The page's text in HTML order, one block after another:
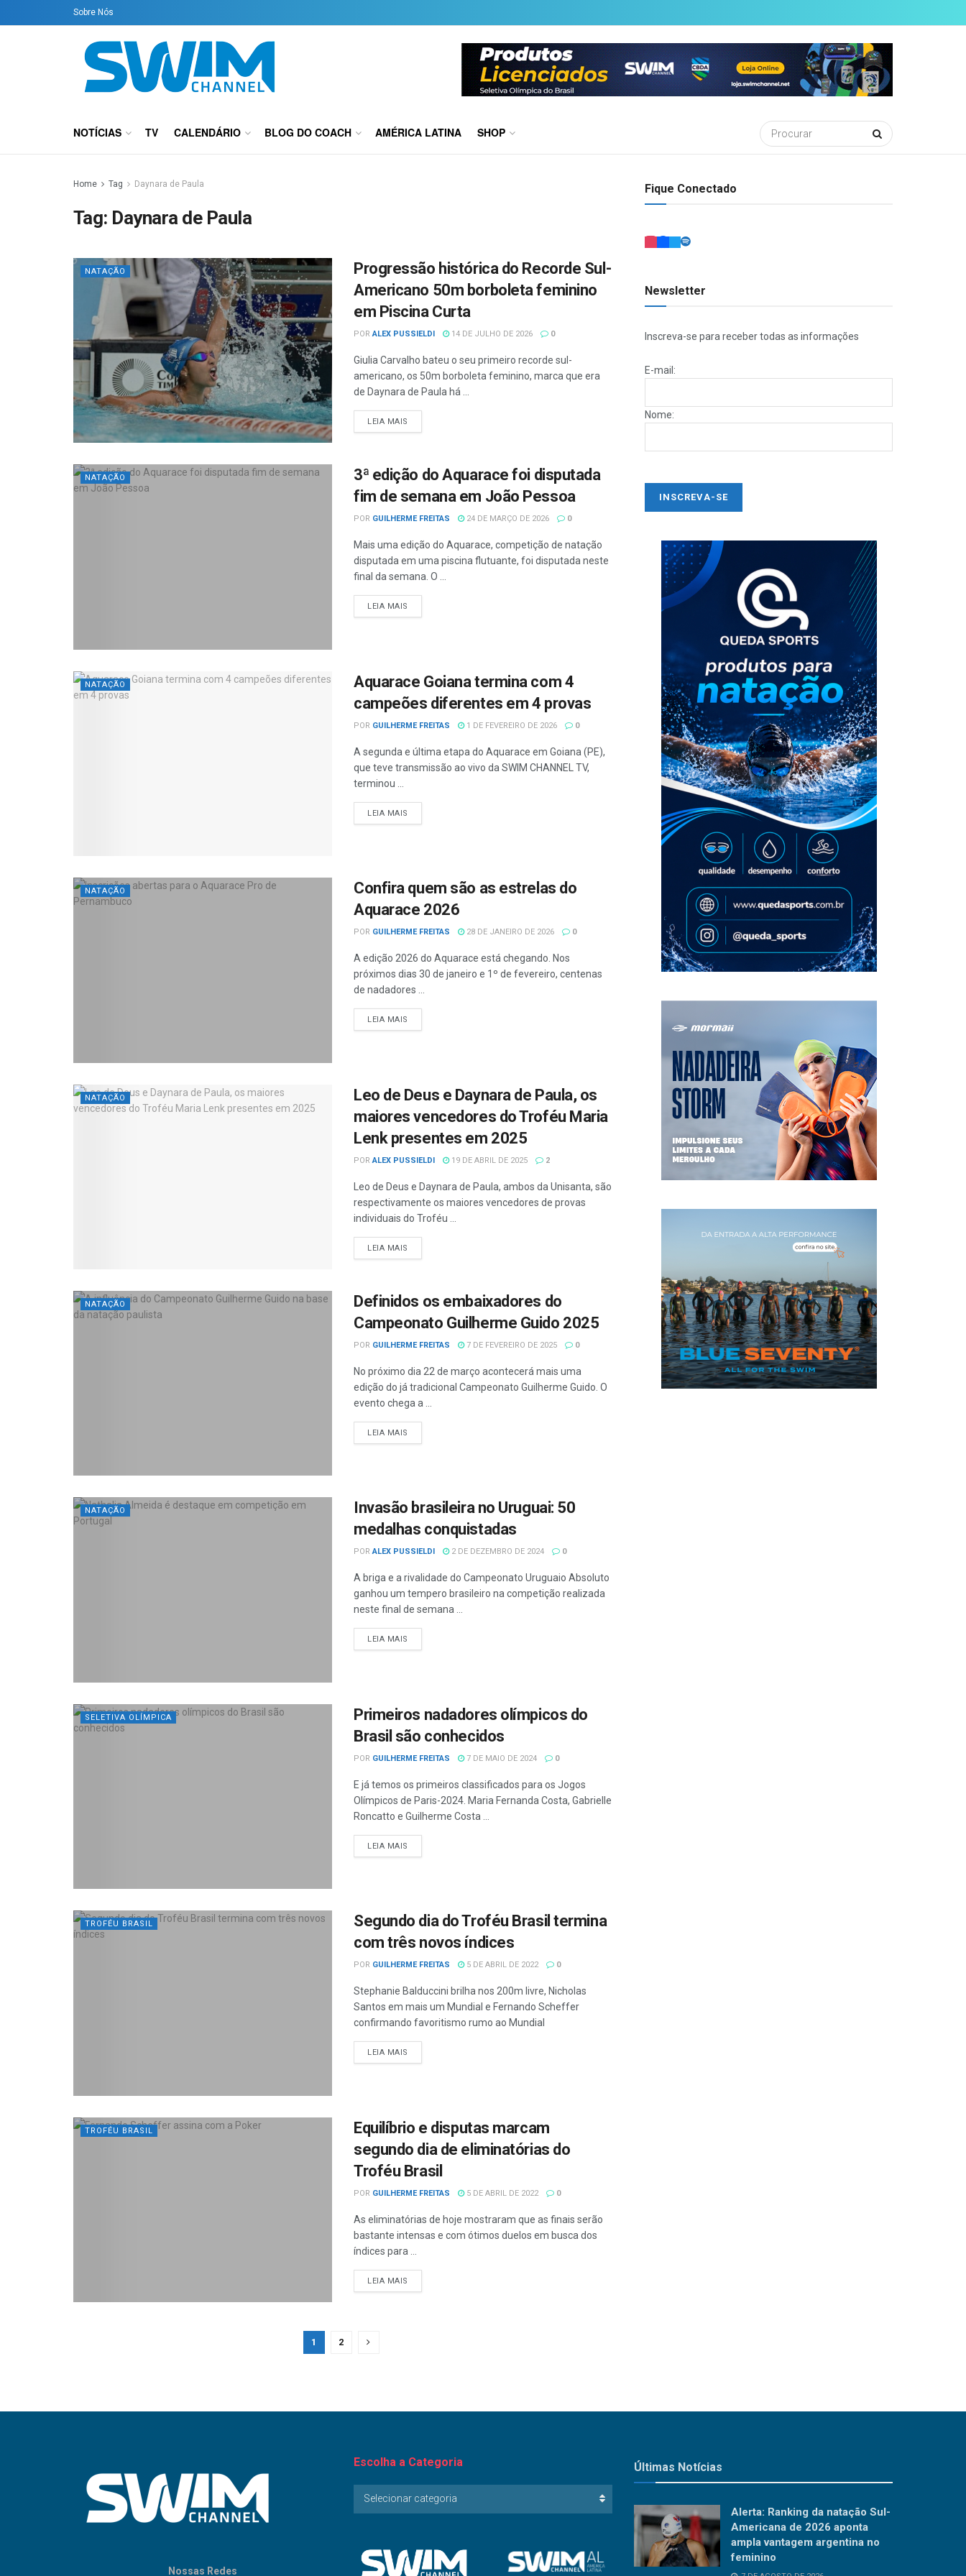
Sobre Nós
NOTÍCIAS TV CALENDÁRIO BLOG DO COACH AMÉRICA LATINA SHOP
Home Tag Daynara de Paula
Tag: Daynara de Paula
NATAÇÃO
Progressão histórica do Recorde Sul-
Americano 50m borboleta feminino
em Piscina Curta
POR ALEX PUSSIELDI 14 DE JULHO DE 2026 0
Giulia Carvalho bateu o seu primeiro recorde sul-
americano, os 50m borboleta feminino, marca que era
de Daynara de Paula há ...
LEIA MAIS
NATAÇÃO
3ª edição do Aquarace foi disputada
fim de semana em João Pessoa
POR GUILHERME FREITAS 24 DE MARÇO DE 2026 0
Mais uma edição do Aquarace, competição de natação
disputada em uma piscina flutuante, foi disputada neste
final da semana. O ...
LEIA MAIS
NATAÇÃO
Aquarace Goiana termina com 4
campeões diferentes em 4 provas
POR GUILHERME FREITAS 1 DE FEVEREIRO DE 2026 0
A segunda e última etapa do Aquarace em Goiana (PE),
que teve transmissão ao vivo da SWIM CHANNEL TV,
terminou ...
LEIA MAIS
NATAÇÃO
Confira quem são as estrelas do
Aquarace 2026
POR GUILHERME FREITAS 28 DE JANEIRO DE 2026 0
A edição 2026 do Aquarace está chegando. Nos
próximos dias 30 de janeiro e 1º de fevereiro, centenas
de nadadores ...
LEIA MAIS
NATAÇÃO
Leo de Deus e Daynara de Paula, os
maiores vencedores do Troféu Maria
Lenk presentes em 2025
POR ALEX PUSSIELDI 19 DE ABRIL DE 2025 2
Leo de Deus e Daynara de Paula, ambos da Unisanta, são
respectivamente os maiores vencedores de provas
individuais do Troféu ...
LEIA MAIS
NATAÇÃO
Definidos os embaixadores do
Campeonato Guilherme Guido 2025
POR GUILHERME FREITAS 7 DE FEVEREIRO DE 2025 0
No próximo dia 22 de março acontecerá mais uma
edição do já tradicional Campeonato Guilherme Guido. O
evento chega a ...
LEIA MAIS
NATAÇÃO
Invasão brasileira no Uruguai: 50
medalhas conquistadas
POR ALEX PUSSIELDI 2 DE DEZEMBRO DE 2024 0
A briga e a rivalidade do Campeonato Uruguaio Absoluto
ganhou um tempero brasileiro na competição realizada
neste final de semana ...
LEIA MAIS
SELETIVA OLÍMPICA
Primeiros nadadores olímpicos do
Brasil são conhecidos
POR GUILHERME FREITAS 7 DE MAIO DE 2024 0
E já temos os primeiros classificados para os Jogos
Olímpicos de Paris-2024. Maria Fernanda Costa, Gabrielle
Roncatto e Guilherme Costa ...
LEIA MAIS
TROFÉU BRASIL
Segundo dia do Troféu Brasil termina
com três novos índices
POR GUILHERME FREITAS 5 DE ABRIL DE 2022 0
Stephanie Balduccini brilha nos 200m livre, Nicholas
Santos em mais um Mundial e Fernando Scheffer
confirmando favoritismo rumo ao Mundial
LEIA MAIS
TROFÉU BRASIL
Equilíbrio e disputas marcam
segundo dia de eliminatórias do
Troféu Brasil
POR GUILHERME FREITAS 5 DE ABRIL DE 2022 0
As eliminatórias de hoje mostraram que as finais serão
bastante intensas e com ótimos duelos em busca dos
índices para ...
LEIA MAIS
1 2
Fique Conectado
Newsletter
Inscreva-se para receber todas as informações
E-mail:
Nome:
Nossas Redes
Escolha a Categoria
Escolha
Selecionar categoria
Últimas Notícias
Alerta: Ranking da natação Sul-
Americana de 2026 aponta
ampla vantagem argentina no
feminino